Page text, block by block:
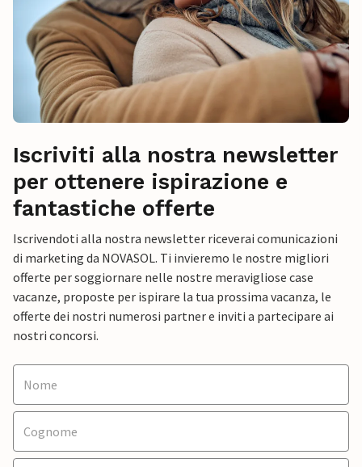
Iscriviti alla nostra newsletter
per ottenere ispirazione e
fantastiche offerte
Iscrivendoti alla nostra newsletter riceverai comunicazioni
di marketing da NOVASOL. Ti invieremo le nostre migliori
offerte per soggiornare nelle nostre meravigliose case
vacanze, proposte per ispirare la tua prossima vacanza, le
offerte dei nostri numerosi partner e inviti a partecipare ai
nostri concorsi.